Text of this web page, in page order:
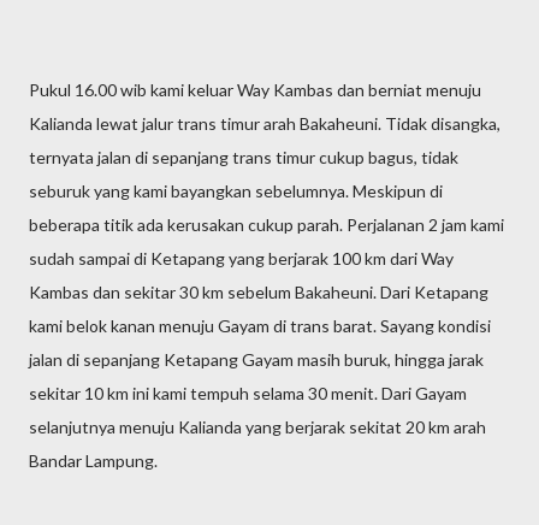
Pukul 16.00 wib kami keluar Way Kambas dan berniat menuju
Kalianda lewat jalur trans timur arah Bakaheuni. Tidak disangka,
ternyata jalan di sepanjang trans timur cukup bagus, tidak
seburuk yang kami bayangkan sebelumnya. Meskipun di
beberapa titik ada kerusakan cukup parah. Perjalanan 2 jam kami
sudah sampai di Ketapang yang berjarak 100 km dari Way
Kambas dan sekitar 30 km sebelum Bakaheuni. Dari Ketapang
kami belok kanan menuju Gayam di trans barat. Sayang kondisi
jalan di sepanjang Ketapang Gayam masih buruk, hingga jarak
sekitar 10 km ini kami tempuh selama 30 menit. Dari Gayam
selanjutnya menuju Kalianda yang berjarak sekitat 20 km arah
Bandar Lampung.